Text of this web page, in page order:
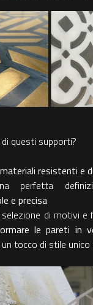
di questi supporti?
materiali resistenti e
perfetta
e precisa
di motivi e
le pareti in
tocco di stile unico